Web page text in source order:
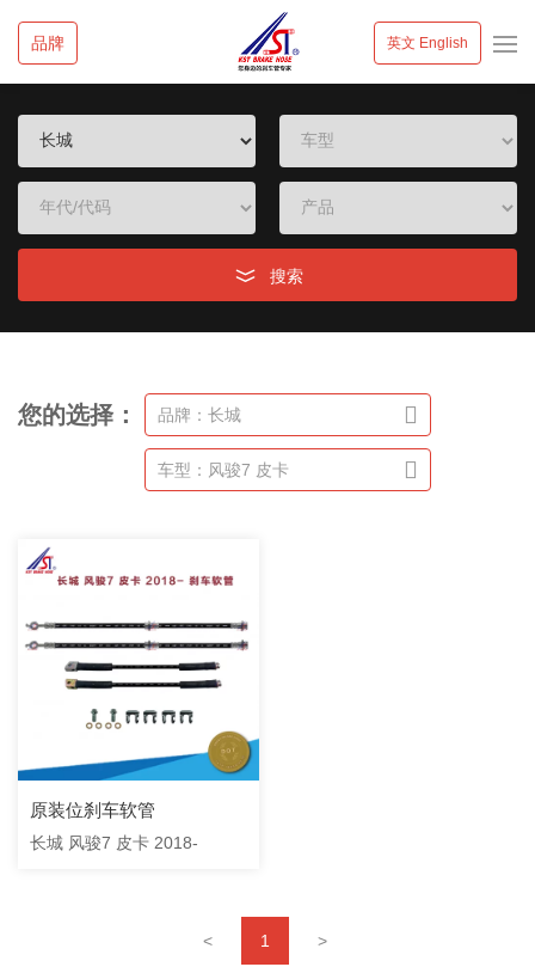
品牌 英文 English
搜索
您的选择： 品牌：长城
车型：风骏7 皮卡
原装位刹车软管
长城 风骏7 皮卡 2018-
< 1 >